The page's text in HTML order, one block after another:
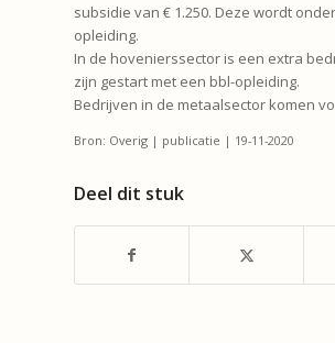
subsidie van € 1.250. Deze wordt
opleiding.
In de hovenierssector is een extra
zijn gestart met een bbl-opleiding.
Bedrijven in de metaalsector komen
Bron: Overig | publicatie | 19-11-2020
Deel dit stuk